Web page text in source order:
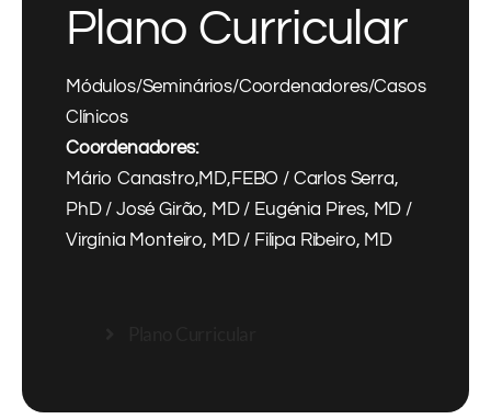
Plano Curricular
Módulos/Seminários/Coordenadores/Casos
Clínicos
Coordenadores:
Mário Canastro,MD,FEBO / Carlos Serra,
PhD / José Girão, MD / Eugénia Pires, MD /
Virgínia Monteiro, MD / Filipa Ribeiro, MD